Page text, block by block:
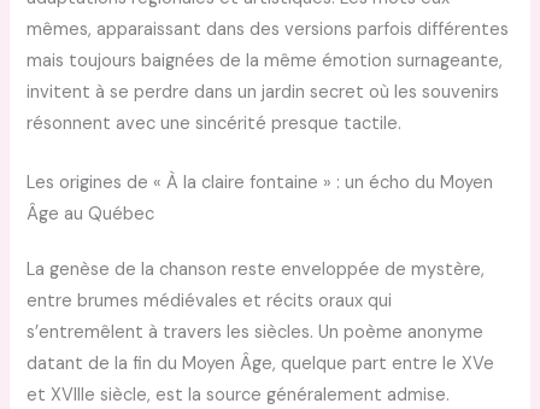
mêmes, apparaissant dans des versions parfois différentes
mais toujours baignées de la même émotion surnageante,
invitent à se perdre dans un jardin secret où les souvenirs
résonnent avec une sincérité presque tactile.
Les origines de « À la claire fontaine » : un écho du Moyen
Âge au Québec
La genèse de la chanson reste enveloppée de mystère,
entre brumes médiévales et récits oraux qui
s’entremêlent à travers les siècles. Un poème anonyme
datant de la fin du Moyen Âge, quelque part entre le XVe
et XVIIIe siècle, est la source généralement admise.